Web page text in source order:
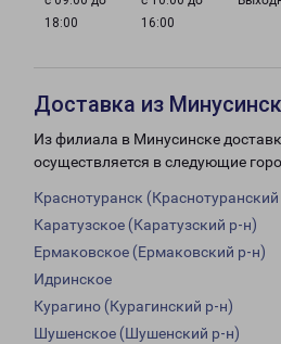
18:00
16:00
Доставка из
Из филиала в Минусинске
осуществляется в следующие
Краснотуранск
Каратузское (Каратузский р-н)
Ермаковское (Ермаковский р-н)
Идринское
Курагино (Курагинский р-н)
Шушенское (Шушенский р-н)